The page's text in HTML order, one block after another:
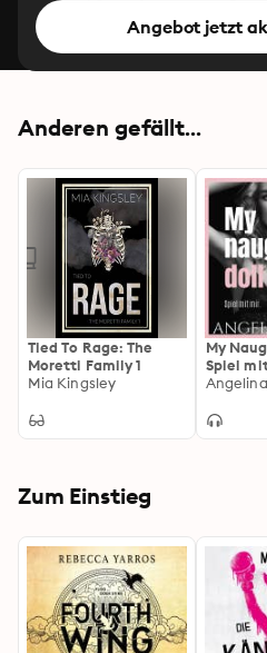
Angebot jetzt
Anderen gefällt...
Tied To Rage: The
Moretti Family 1
Mia Kingsley
My
Spiel
Zum Einstieg